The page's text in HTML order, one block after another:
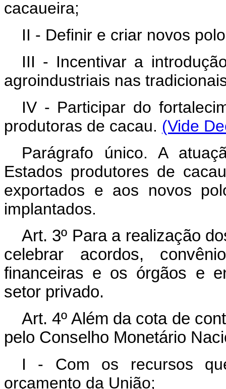
cacaueira;
II - Definir e criar novos
III - Incentivar a
agroindustriais nas
IV - Participar do
produtoras de cacau. (Vide
Parágrafo único. A
Estados produtores de
exportados e aos novos
implantados.
Art. 3º Para a realização
celebrar acordos,
financeiras e os órgãos e
setor privado.
Art. 4º Além da cota de
pelo Conselho Monetário
I - Com os recursos
orçamento da União;